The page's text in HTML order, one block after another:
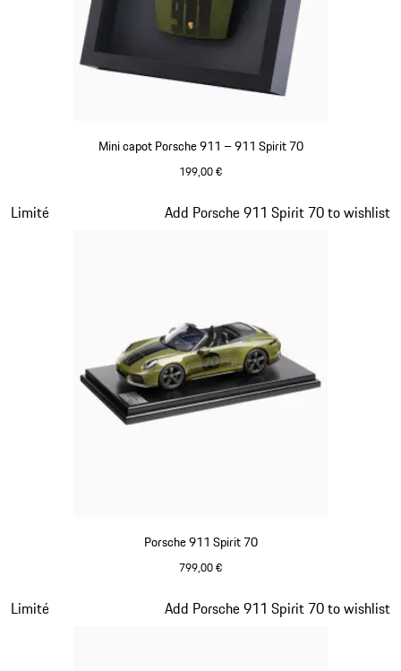
Mini capot Porsche 911 – 911 Spirit 70
199,00 €
Porsche 911 Spirit 70
799,00 €
Limité Add Porsche 911 Spirit 70 to wishlist
Diapositive 12 sur 20
Limité Add Porsche 911 Spirit 70 to wishlist
Diapositive 13 sur 20